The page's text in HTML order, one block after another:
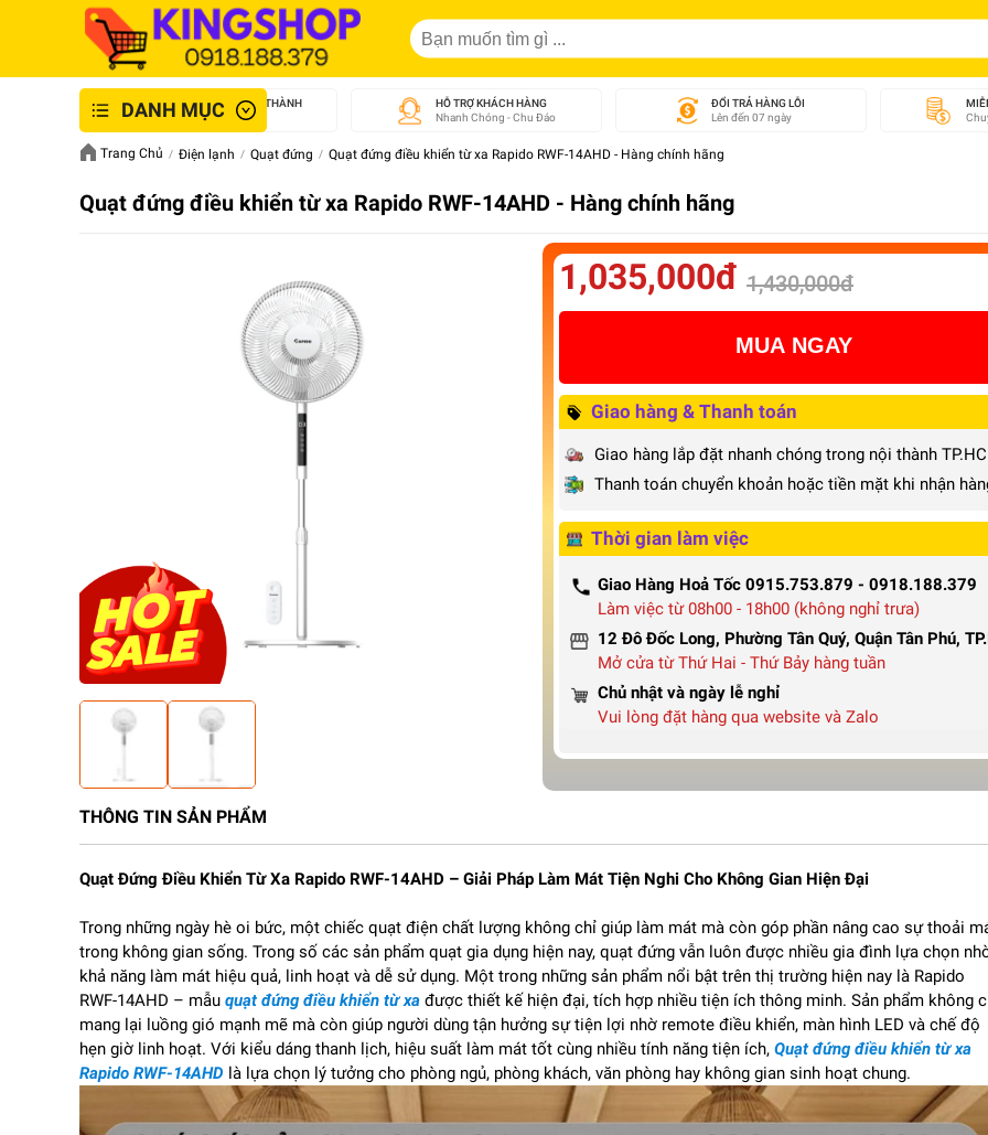
DANH MỤCGIAO NHANH NỘI THÀNH
An Toàn - Tận Tâm
HỖ TRỢ KHÁCH HÀNG
Nhanh Chóng - Chu Đáo
ĐỔI TRẢ HÀNG LỖI
Lên đến 07 ngày
Trang Chủ Điện lạnh Quạt đứng Quạt đứng điều khiển từ xa Rapido RWF-14AHD - Hàng chính hãng
Quạt đứng điều khiển từ xa Rapido RWF-14AHD - Hàng chính hãng
1,035,000đ 1,430,000đ
MUA NGAY
Giao hàng & Thanh toán
Giao hàng lắp đặt nhanh chóng trong nội thành
Thanh toán chuyển khoản hoặc tiền mặt khi nhận
Thời gian làm việc
Giao Hàng Hoả Tốc 0915.753.879 - 0918.188.379
Làm việc từ 08h00 - 18h00 (không nghỉ trưa)
12 Đô Đốc Long, Phường Tân Quý, Quận Tân Phú,
Mở cửa từ Thứ Hai - Thứ Bảy hàng tuần
Chủ nhật và ngày lễ nghỉ
Vui lòng đặt hàng qua website và Zalo
THÔNG TIN SẢN PHẨM
Quạt Đứng Điều Khiển Từ Xa Rapido RWF-14AHD – Giải Pháp Làm Mát Tiện Nghi Cho Không Gian Hiện Đại
Trong những ngày hè oi bức, một chiếc quạt điện chất lượng không chỉ giúp làm mát mà còn góp phần nâng cao sự thoải
trong không gian sống. Trong số các sản phẩm quạt gia dụng hiện nay, quạt đứng vẫn luôn được nhiều gia đình lựa chọn
khả năng làm mát hiệu quả, linh hoạt và dễ sử dụng. Một trong những sản phẩm nổi bật trên thị trường hiện nay là Rapido
RWF-14AHD – mẫu quạt đứng điều khiển từ xa được thiết kế hiện đại, tích hợp nhiều tiện ích thông minh. Sản phẩm không
mang lại luồng gió mạnh mẽ mà còn giúp người dùng tận hưởng sự tiện lợi nhờ remote điều khiển, màn hình LED và chế độ
hẹn giờ linh hoạt. Với kiểu dáng thanh lịch, hiệu suất làm mát tốt cùng nhiều tính năng tiện ích, Quạt đứng điều khiển từ xa
Rapido RWF-14AHD là lựa chọn lý tưởng cho phòng ngủ, phòng khách, văn phòng hay không gian sinh hoạt chung.